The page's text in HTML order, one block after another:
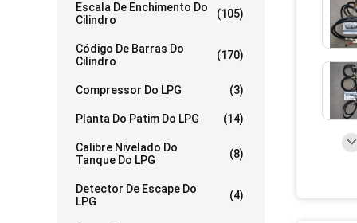
Escala De Enchimento Do
Cilindro
(105)
Código De Barras Do
Cilindro
(170)
Compressor Do LPG (3)
Planta Do Patim Do LPG (14)
Calibre Nivelado Do
Tanque Do LPG
(8)
Detector De Escape Do
LPG
(4)